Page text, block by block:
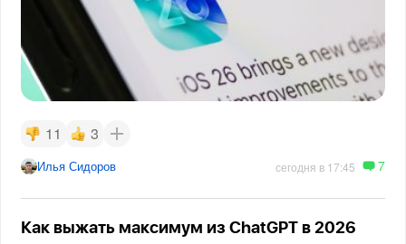
11 3
Илья Сидоров сегодня в 17:45 7
Как выжать максимум из ChatGPT в 2026